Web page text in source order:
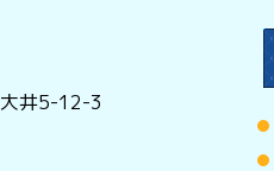
井5-12-3